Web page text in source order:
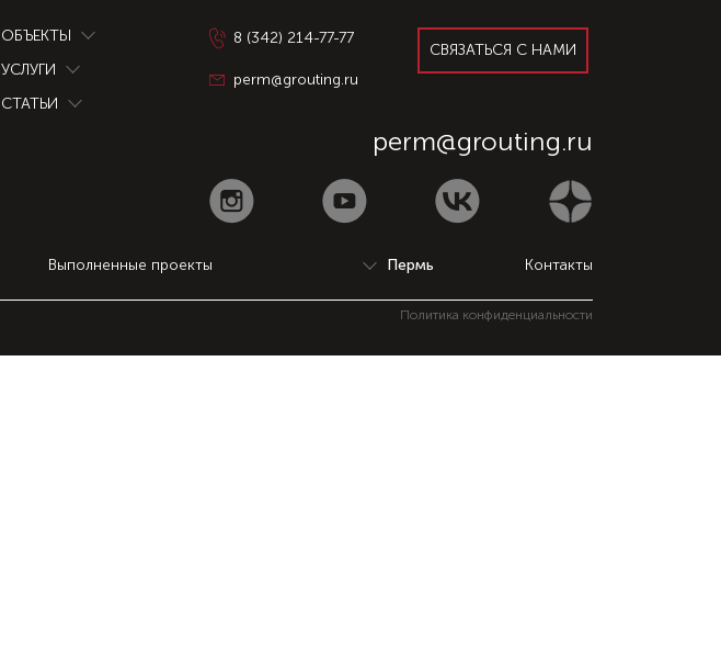
ОБЪЕКТЫ
УСЛУГИ
СТАТЬИ
8 (342) 214-77-77
perm@grouting.ru
СВЯЗАТЬСЯ С НАМИ
8 (342) 214-77-77
perm@grouting.ru
Выполненные проекты Контакты
Политика конфиденциальности